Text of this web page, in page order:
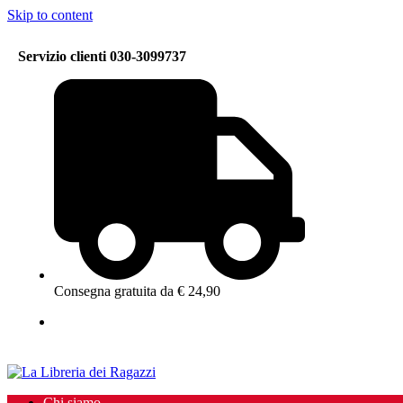
Skip to content
Servizio clienti 030-3099737
Consegna gratuita da € 24,90